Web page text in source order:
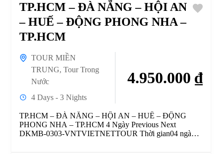
TP.HCM – ĐÀ NẴNG – HỘI AN
– HUẾ – ĐỘNG PHONG NHA –
TP.HCM
TOUR MIỀN
TRUNG, Tour Trong
Nước
4 Days - 3 Nights
4.950.000 ₫
TP.HCM – ĐÀ NẴNG – HỘI AN – HUẾ – ĐỘNG
PHONG NHA – TP.HCM 4 Ngày Previous Next
DKMB-0303-VNTVIETNETTOUR Thời gian04 ngày